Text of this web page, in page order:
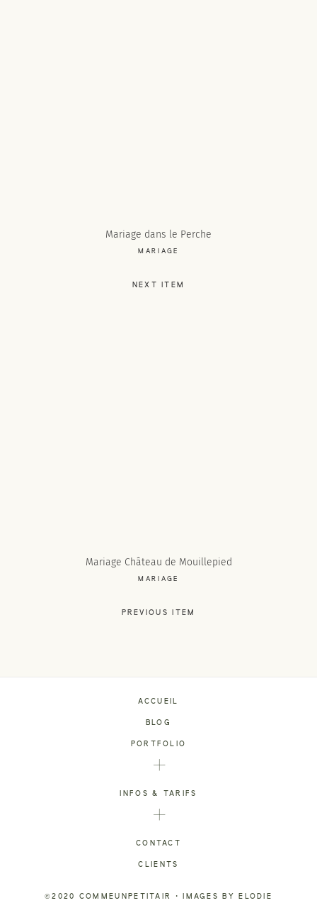
Mariage Château de Mouillepied
MARIAGE
PREVIOUS ITEM
Mariage dans le Perche
MARIAGE
NEXT ITEM
ACCUEIL
BLOG
PORTFOLIO
INFOS & TARIFS
CONTACT
CLIENTS
©2020 COMMEUNPETITAIR • IMAGES BY ELODIE